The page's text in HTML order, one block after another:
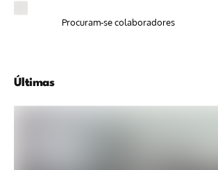
Procuram-se colaboradores
Últimas